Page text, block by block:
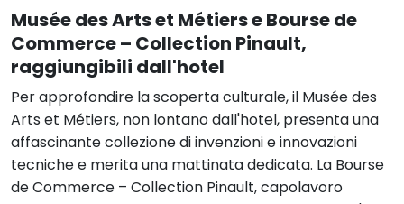
Musée des Arts et Métiers e Bourse de
Commerce – Collection Pinault,
raggiungibili dall'hotel
Per approfondire la scoperta culturale, il Musée des
Arts et Métiers, non lontano dall'hotel, presenta una
affascinante collezione di invenzioni e innovazioni
tecniche e merita una mattinata dedicata. La Bourse
de Commerce – Collection Pinault, capolavoro